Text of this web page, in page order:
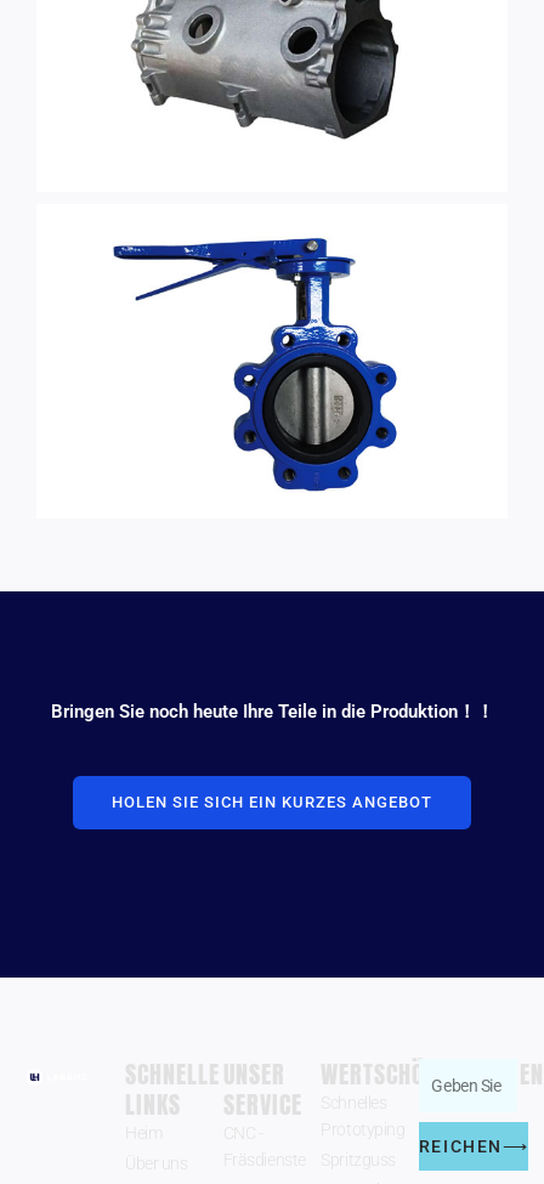
Bringen Sie noch heute Ihre Teile in die Produktion！！
HOLEN SIE SICH EIN KURZES ANGEBOT
SCHNELLE
LINKS
Heim
Über uns
UNSER
SERVICE
Fräsdienste
Schnelles
Prototyping
Spritzguss
Geben
Ihre
E
REICHEN⟶